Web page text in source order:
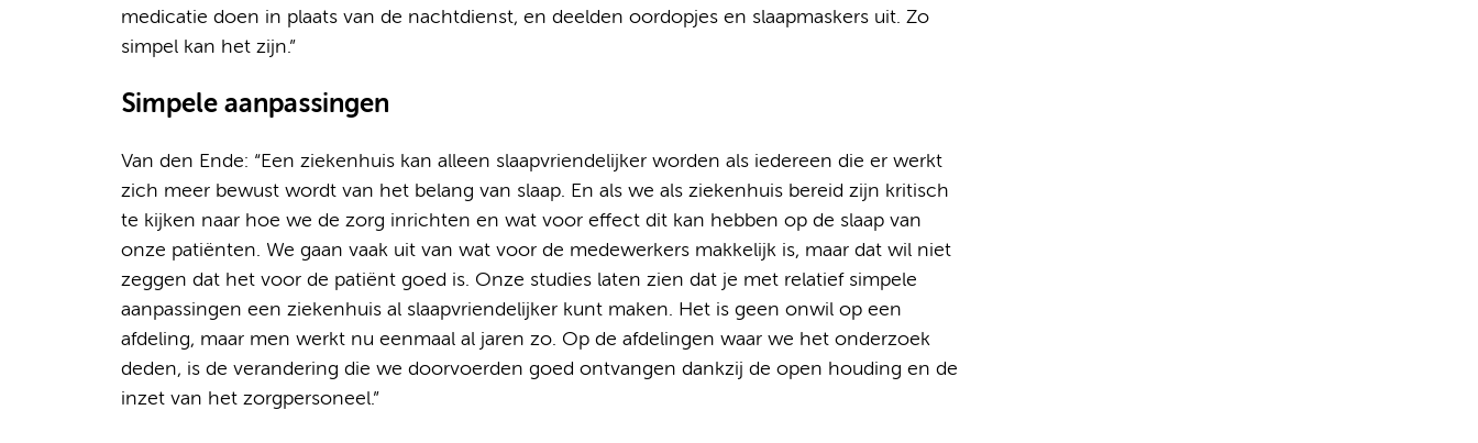
medicatie doen in plaats van de nachtdienst, en deelden oordopjes en slaapmaskers uit. Zo
simpel kan het zijn.”
Simpele aanpassingen
Van den Ende: “Een ziekenhuis kan alleen slaapvriendelijker worden als iedereen die er werkt
zich meer bewust wordt van het belang van slaap. En als we als ziekenhuis bereid zijn kritisch
te kijken naar hoe we de zorg inrichten en wat voor effect dit kan hebben op de slaap van
onze patiënten. We gaan vaak uit van wat voor de medewerkers makkelijk is, maar dat wil niet
zeggen dat het voor de patiënt goed is. Onze studies laten zien dat je met relatief simpele
aanpassingen een ziekenhuis al slaapvriendelijker kunt maken. Het is geen onwil op een
afdeling, maar men werkt nu eenmaal al jaren zo. Op de afdelingen waar we het onderzoek
deden, is de verandering die we doorvoerden goed ontvangen dankzij de open houding en de
inzet van het zorgpersoneel.”